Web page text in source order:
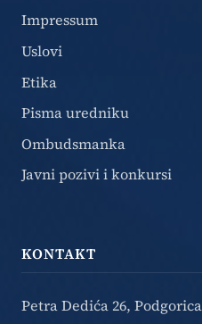
Impressum
Uslovi
Etika
Pisma uredniku
Ombudsmanka
Javni pozivi i konkursi
KONTAKT
Petra Dedića 26,